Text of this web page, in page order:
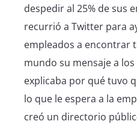
despedir al 25% de sus
recurrió a Twitter para
empleados a encontrar
mundo su mensaje a
explicaba por qué tuvo
lo que le espera a la
creó un directorio